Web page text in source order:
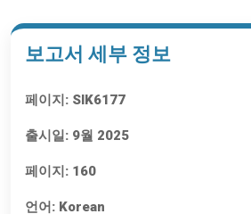
보고서 세부 정보
페이지: SIK6177
출시일: 9월 2025
페이지: 160
언어: Korean